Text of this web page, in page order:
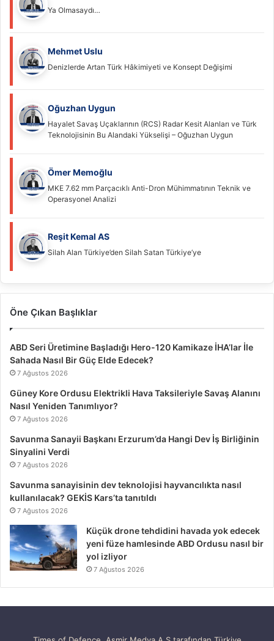
Ya Olmasaydı…
Mehmet Uslu
Denizlerde Artan Türk Hâkimiyeti ve Konsept Değişimi
Oğuzhan Uygun
Hayalet Savaş Uçaklarının (RCS) Radar Kesit Alanları ve Türk
Teknolojisinin Bu Alandaki Yükselişi – Oğuzhan Uygun
Ömer Memoğlu
MKE 7.62 mm Parçacıklı Anti-Dron Mühimmatının Teknik ve
Operasyonel Analizi
Reşit Kemal AS
Silah Alan Türkiye’den Silah Satan Türkiye’ye
Öne Çıkan Başlıklar
ABD Seri Üretimine Başladığı Hero-120 Kamikaze İHA’lar İle
Sahada Nasıl Bir Güç Elde Edecek?
7 Ağustos 2026
Güney Kore Ordusu Elektrikli Hava Taksileriyle Savaş Alanını
Nasıl Yeniden Tanımlıyor?
7 Ağustos 2026
Savunma Sanayii Başkanı Erzurum’da Hangi Dev İş Birliğinin
Sinyalini Verdi
7 Ağustos 2026
Savunma sanayisinin dev teknolojisi hayvancılıkta nasıl
kullanılacak? GEKİS Kars’ta tanıtıldı
7 Ağustos 2026
Küçük drone tehdidini havada yok edecek
yeni füze hamlesinde ABD Ordusu nasıl bir
yol izliyor
7 Ağustos 2026